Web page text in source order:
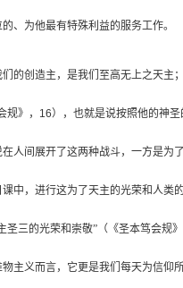
、为他最有特殊利益的服务工作。
的创造主，是我们至高无上之天主
》， 16），也就是说按照他的神
人间展开了这两种战斗，一方是为
中，进行这为了天主的光荣和人类
三的光荣和崇敬”（《圣本笃会规》
主义而言，它更是我们每天为信仰